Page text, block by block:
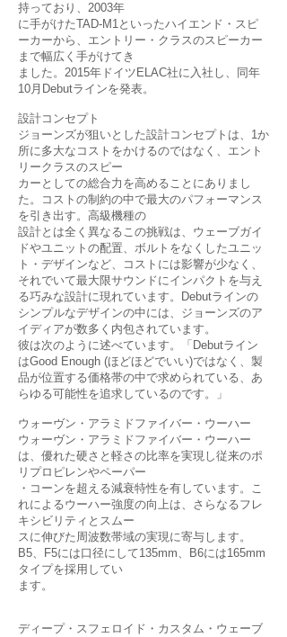
持っており、2003年
に手がけたTAD-M1といったハイエンド・スピ
ーカーから、エントリー・クラスのスピーカー
まで幅広く手がけてき
ました。2015年ドイツELAC社に入社し、同年
10月Debutラインを発表。
設計コンセプト
ジョーンズが狙いとした設計コンセプトは、1か
所に多大なコストをかけるのではなく、エント
リークラスのスピー
カーとしての総合力を高めることにありまし
た。コストの制約の中で最大のパフォーマンス
を引き出す。高級機種の
設計とは全く異なるこの挑戦は、ウェーブガイ
ドやユニットの配置、ボルトをなくしたユニッ
ト・デザインなど、コストには影響が少なく、
それでいて最大限サウンドにインパクトを与え
る巧みな設計に現れています。Debutラインの
シンプルなデザインの中には、ジョーンズのア
イディアが数多く内包されています。
彼は次のように述べています。「Debutライン
はGood Enough (ほどほどでいい)ではなく、製
品が位置する価格帯の中で求められている、あ
らゆる可能性を追求しているのです。」
ウォーヴン・アラミドファイバー・ウーハー
ウォーヴン・アラミドファイバー・ウーハー
は、優れた硬さと軽さの比率を実現し従来のポ
リプロピレンやペーパー
・コーンを超える減衰特性を有しています。こ
れによるウーハー強度の向上は、さらなるフレ
キシビリティとスムー
スに伸びた周波数帯域の実現に寄与します。
B5、F5には口径にして135mm、B6には165mm
タイプを採用してい
ます。
ディープ・スフェロイド・カスタム・ウェーブ